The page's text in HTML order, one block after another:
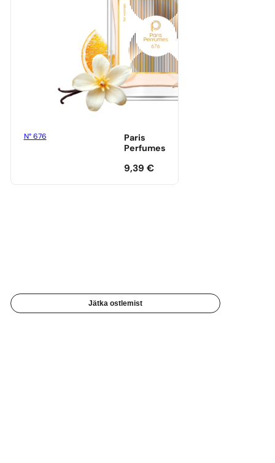
N° 676
Paris
Perfumes
9,39 €
Jätka ostlemist